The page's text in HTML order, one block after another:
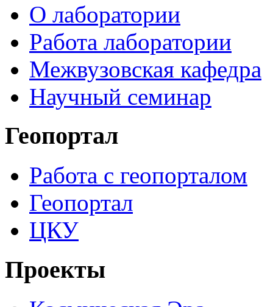
О лаборатории
Работа лаборатории
Межвузовская кафедра
Научный семинар
Геопортал
Работа с геопорталом
Геопортал
ЦКУ
Проекты